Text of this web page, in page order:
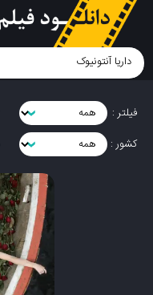
فیلتر :
کشور :